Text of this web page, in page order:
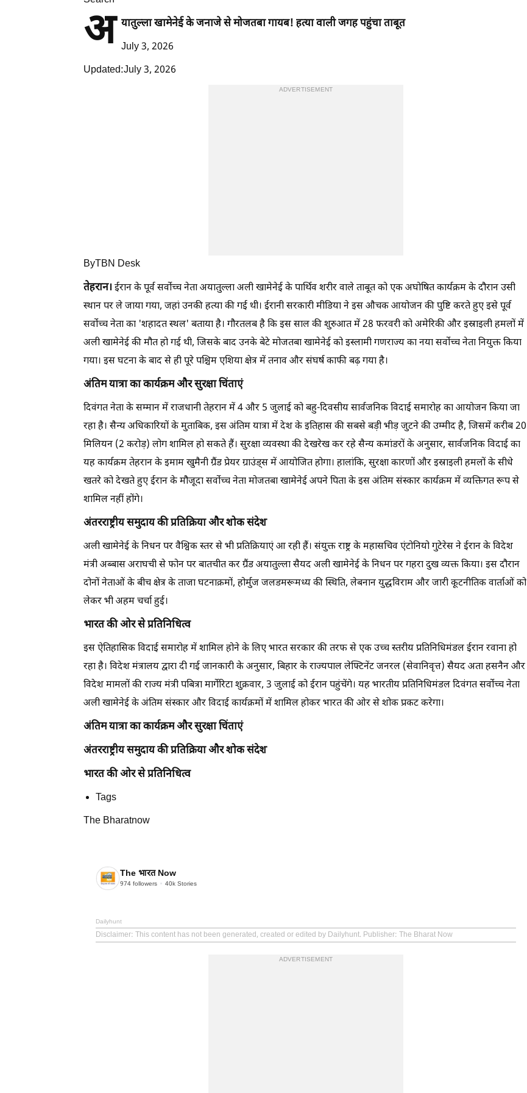
अ यातुल्ला खामेनेई के जनाजे से मोजतबा गायब! हत्या वाली जगह पहुंचा ताबूत
July 3, 2026
Updated:July 3, 2026
ADVERTISEMENT
ByTBN Desk
तेहरान। ईरान के पूर्व सर्वोच्च नेता अयातुल्ला अली खामेनेई के पार्थिव शरीर वाले ताबूत को एक अघोषित कार्यक्रम के दौरान उसी
स्थान पर ले जाया गया, जहां उनकी हत्या की गई थी। ईरानी सरकारी मीडिया ने इस औचक आयोजन की पुष्टि करते हुए इसे पूर्व
सर्वोच्च नेता का 'शहादत स्थल' बताया है। गौरतलब है कि इस साल की शुरुआत में 28 फरवरी को अमेरिकी और इस्राइली हमलों में
अली खामेनेई की मौत हो गई थी, जिसके बाद उनके बेटे मोजतबा खामेनेई को इस्लामी गणराज्य का नया सर्वोच्च नेता नियुक्त किया
गया। इस घटना के बाद से ही पूरे पश्चिम एशिया क्षेत्र में तनाव और संघर्ष काफी बढ़ गया है।
अंतिम यात्रा का कार्यक्रम और सुरक्षा चिंताएं
दिवंगत नेता के सम्मान में राजधानी तेहरान में 4 और 5 जुलाई को बहु-दिवसीय सार्वजनिक विदाई समारोह का आयोजन किया जा
रहा है। सैन्य अधिकारियों के मुताबिक, इस अंतिम यात्रा में देश के इतिहास की सबसे बड़ी भीड़ जुटने की उम्मीद है, जिसमें करीब 20
मिलियन (2 करोड़) लोग शामिल हो सकते हैं। सुरक्षा व्यवस्था की देखरेख कर रहे सैन्य कमांडरों के अनुसार, सार्वजनिक विदाई का
यह कार्यक्रम तेहरान के इमाम खुमैनी ग्रैंड प्रेयर ग्राउंड्स में आयोजित होगा। हालांकि, सुरक्षा कारणों और इस्राइली हमलों के सीधे
खतरे को देखते हुए ईरान के मौजूदा सर्वोच्च नेता मोजतबा खामेनेई अपने पिता के इस अंतिम संस्कार कार्यक्रम में व्यक्तिगत रूप से
शामिल नहीं होंगे।
अंतरराष्ट्रीय समुदाय की प्रतिक्रिया और शोक संदेश
अली खामेनेई के निधन पर वैश्विक स्तर से भी प्रतिक्रियाएं आ रही हैं। संयुक्त राष्ट्र के महासचिव एंटोनियो गुटेरेस ने ईरान के विदेश
मंत्री अब्बास अराघची से फोन पर बातचीत कर ग्रैंड अयातुल्ला सैयद अली खामेनेई के निधन पर गहरा दुख व्यक्त किया। इस दौरान
दोनों नेताओं के बीच क्षेत्र के ताजा घटनाक्रमों, होर्मुज जलडमरूमध्य की स्थिति, लेबनान युद्धविराम और जारी कूटनीतिक वार्ताओं को
लेकर भी अहम चर्चा हुई।
भारत की ओर से प्रतिनिधित्व
इस ऐतिहासिक विदाई समारोह में शामिल होने के लिए भारत सरकार की तरफ से एक उच्च स्तरीय प्रतिनिधिमंडल ईरान रवाना हो
रहा है। विदेश मंत्रालय द्वारा दी गई जानकारी के अनुसार, बिहार के राज्यपाल लेफ्टिनेंट जनरल (सेवानिवृत्त) सैयद अता हसनैन और
विदेश मामलों की राज्य मंत्री पबित्रा मार्गेरिटा शुक्रवार, 3 जुलाई को ईरान पहुंचेंगे। यह भारतीय प्रतिनिधिमंडल दिवंगत सर्वोच्च नेता
अली खामेनेई के अंतिम संस्कार और विदाई कार्यक्रमों में शामिल होकर भारत की ओर से शोक प्रकट करेगा।
अंतिम यात्रा का कार्यक्रम और सुरक्षा चिंताएं
अंतरराष्ट्रीय समुदाय की प्रतिक्रिया और शोक संदेश
भारत की ओर से प्रतिनिधित्व
Tags
The Bharatnow
The भारत Now
974 followers 40k Stories
Dailyhunt
Disclaimer: This content has not been generated, created or edited by Dailyhunt. Publisher: The Bharat Now
ADVERTISEMENT